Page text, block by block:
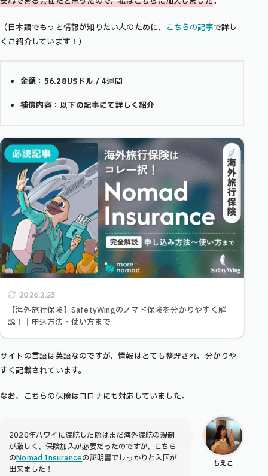
（日本語でもっと情報が知りたい人のために、 こちらの記事で詳し
くご紹介しています！）
金額：56.28USドル / 4週間
補償内容：以下の記事にて詳しく紹介
2026.2.23
【海外旅行保険】SafetyWingのノマド保険を分かりやすく解
説！｜申込方法・使い方まで
サイトの言語は英語なのですが、情報はとても整理され、分かりや
すく記載されています。
なお、こちらの保険はコロナにも対応していました。
もえこ
2020年ハワイに渡航した際はまだ海外渡航の規制
が厳しく、保険加入が必要だったのですが、こちら
のNomad Insuranceの証明書でしっかりと入国が
出来ました！